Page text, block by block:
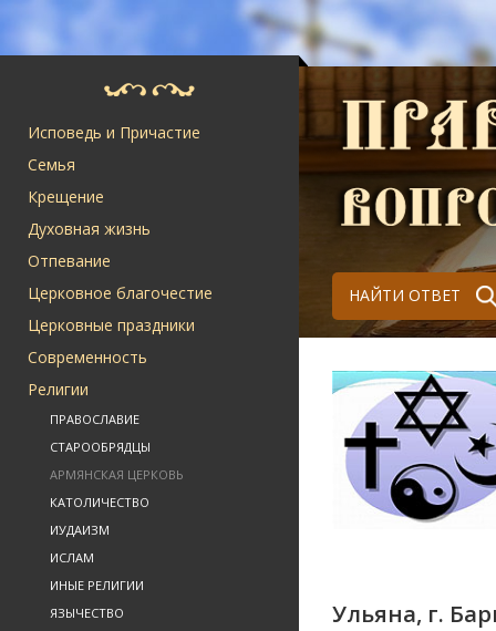
Исповедь и Причастие
Семья
Крещение
Духовная жизнь
Отпевание
Церковное благочестие
Церковные праздники
Современность
Религии
ПРАВОСЛАВИЕ
СТАРООБРЯДЦЫ
АРМЯНСКАЯ ЦЕРКОВЬ
КАТОЛИЧЕСТВО
ИУДАИЗМ
ИСЛАМ
ИНЫЕ РЕЛИГИИ
ЯЗЫЧЕСТВО
НАЙТИ ОТВЕТ
Ульяна, г.